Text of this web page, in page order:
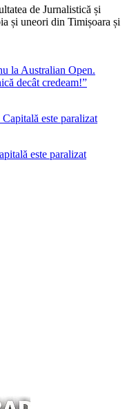
de Jurnalistică și
și uneori din Timișoara și
la Australian Open.
decât credeam!”
este paralizat